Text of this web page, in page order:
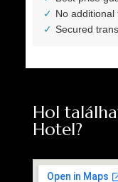
Hol
Hotel?